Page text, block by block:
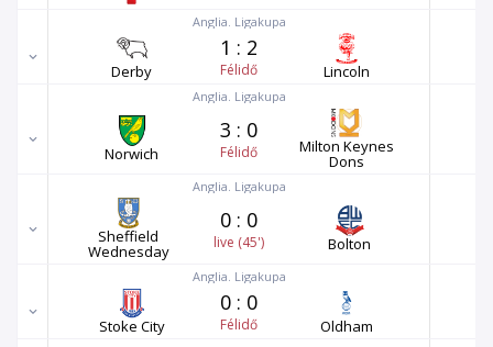
Anglia. Ligakupa
Derby
1 : 2
Félidő Lincoln
Anglia. Ligakupa
Norwich
3 : 0
Félidő Milton Keynes
Dons
Anglia. Ligakupa
Sheffield
Wednesday
0 : 0
live (45') Bolton
Anglia. Ligakupa
Stoke City
0 : 0
Félidő Oldham